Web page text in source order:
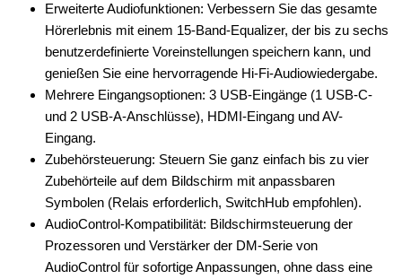
Erweiterte Audiofunktionen: Verbessern Sie das gesamte
Hörerlebnis mit einem 15-Band-Equalizer, der bis zu sechs
benutzerdefinierte Voreinstellungen speichern kann, und
genießen Sie eine hervorragende Hi-Fi-Audiowiedergabe.
Mehrere Eingangsoptionen: 3 USB-Eingänge (1 USB-C-
und 2 USB-A-Anschlüsse), HDMI-Eingang und AV-
Eingang.
Zubehörsteuerung: Steuern Sie ganz einfach bis zu vier
Zubehörteile auf dem Bildschirm mit anpassbaren
Symbolen (Relais erforderlich, SwitchHub empfohlen).
AudioControl-Kompatibilität: Bildschirmsteuerung der
Prozessoren und Verstärker der DM-Serie von
AudioControl für sofortige Anpassungen, ohne dass eine